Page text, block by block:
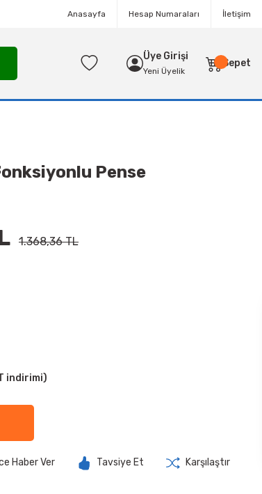
Anasayfa Hesap Numaraları İletişim
Üye Girişi
Yeni Üyelik
Sepet
Pense
1.368,36 TL
indirimi)
Haber Ver Tavsiye Et Karşılaştır